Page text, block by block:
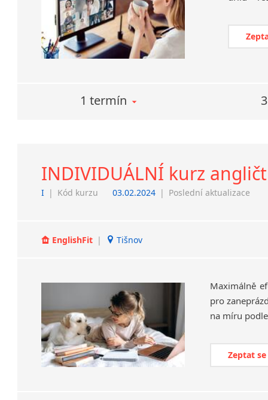
1 termín
INDIVIDUÁLNÍ kurz
I | Kód kurzu 03.02.2024 | Poslední aktualizace
EnglishFit | Tišnov
Maximálně
pro
Zeptat